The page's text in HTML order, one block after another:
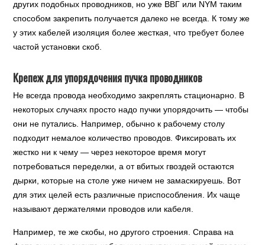
других подобных проводников, но уже ВВГ или NYM таким
способом закрепить получается далеко не всегда. К тому же
у этих кабелей изоляция более жесткая, что требует более
частой установки скоб.
Крепеж для упорядочения пучка проводников
Не всегда провода необходимо закреплять стационарно. В
некоторых случаях просто надо пучки упорядочить — чтобы
они не путались. Например, обычно к рабочему столу
подходит немалое количество проводов. Фиксировать их
жестко ни к чему — через некоторое время могут
потребоваться переделки, а от вбитых гвоздей остаются
дырки, которые на столе уже ничем не замаскируешь. Вот
для этих целей есть различные приспособления. Их чаще
называют держателями проводов или кабеля.
Например, те же скобы, но другого строения. Справа на